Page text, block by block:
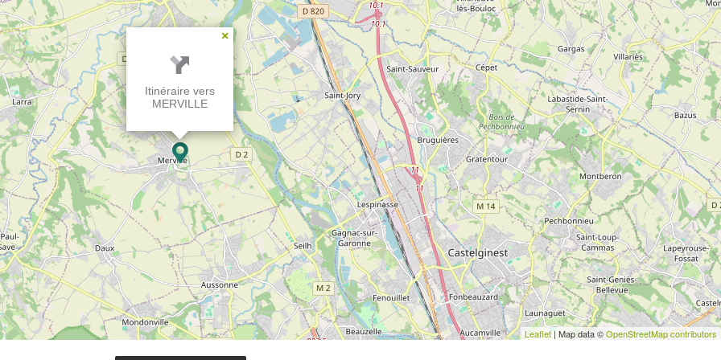
×
Itinéraire vers
MERVILLE
Leaflet| Map data ©OpenStreetMap contributors